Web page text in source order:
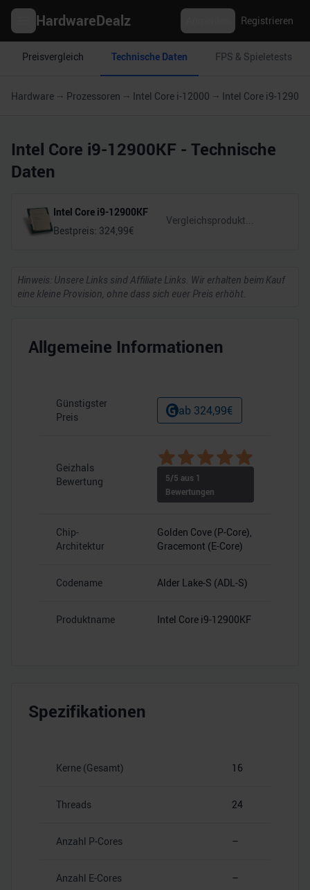
HardwareDealz Registrieren
Preisvergleich Technische Daten FPS & Spieletests
Hardware Prozessoren Intel Core i-12000 Intel Core i9-
Intel Core i9-12900KF - Technische
Daten
Intel Core i9-12900KF
Bestpreis: 324,99€
Hinweis: Unsere Links sind Affiliate Links. Wir erhalten beim Kauf
eine kleine Provision, ohne dass sich euer Preis erhöht.
Allgemeine Informationen
Günstigster
Preis
ab 324,99€
Geizhals
Bewertung
5/5 aus 1
Bewertungen
Chip-
Architektur
Golden Cove (P-Core),
Gracemont (E-Core)
Codename Alder Lake-S (ADL-S)
Produktname Intel Core i9-12900KF
Spezifikationen
Kerne (Gesamt) 16
Threads 24
Anzahl P-Cores –
Anzahl E-Cores –